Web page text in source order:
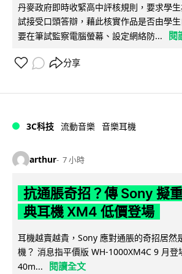
丹麥政府即時收緊高中評核規則，要求學
試接受口頭答辯，藉此核實作品是否由學
要在筆試監察電腦螢幕、設定網絡防...
閱
分享
3C科技 流動音樂 音樂耳機
arthur 7 小時
抗通脹奇招？傳 Sony 擬
典耳機 XM4 低價登場
耳機越賣越貴，Sony 應對通脹的奇招居然
機？ 消息指平價版 WH-1000XM4C 9 月登
40m...
閱讀全文